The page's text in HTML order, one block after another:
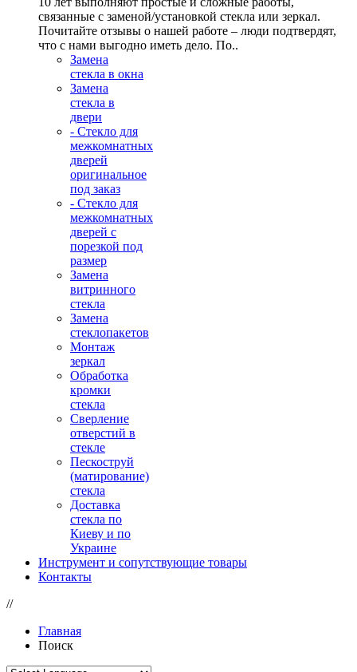
связанные с заменой/установкой стекла или зеркал.
Почитайте отзывы о нашей работе – люди подтвердят,
что с нами выгодно иметь дело. По..
Замена
стекла в окна
Замена
стекла в
двери
- Стекло для
межкомнатных
дверей
оригинальное
под заказ
- Стекло для
межкомнатных
дверей с
порезкой под
размер
Замена
витринного
стекла
Замена
стеклопакетов
Монтаж
зеркал
Обработка
кромки
стекла
Сверление
отверстий в
стекле
Пескоструй
(матирование)
стекла
Доставка
стекла по
Киеву и по
Украине
Инструмент и сопутствующие товары
Контакты
//
Главная
Поиск